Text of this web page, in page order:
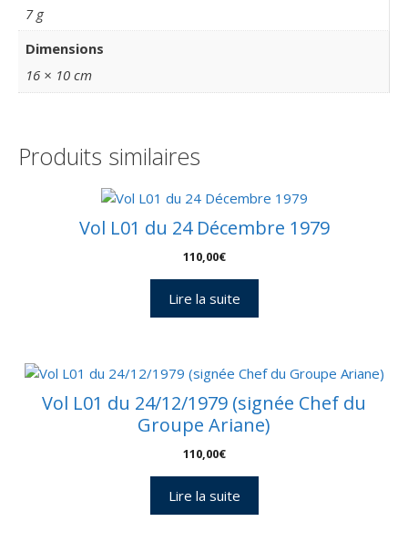
7 g
Dimensions
16 × 10 cm
Produits similaires
Vol L01 du 24 Décembre 1979
110,00€
Lire la suite
Vol L01 du 24/12/1979 (signée Chef du
Groupe Ariane)
110,00€
Lire la suite